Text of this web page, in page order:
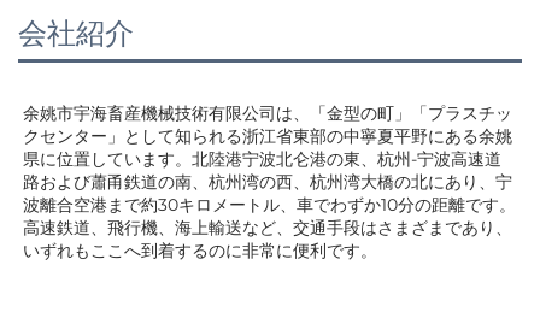
会社紹介
余姚市宇海畜産機械技術有限公司は、「金型の町」「プラスチッ
クセンター」として知られる浙江省東部の中寧夏平野にある余姚
県に位置しています。北陸港宁波北仑港の東、杭州-宁波高速道
路および蕭甬鉄道の南、杭州湾の西、杭州湾大橋の北にあり、宁
波離合空港まで約30キロメートル、車でわずか10分の距離です。
高速鉄道、飛行機、海上輸送など、交通手段はさまざまであり、
いずれもここへ到着するのに非常に便利です。